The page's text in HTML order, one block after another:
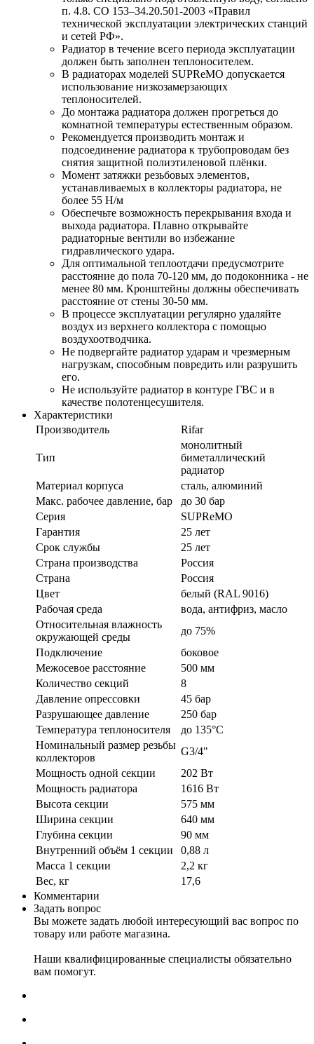
п. 4.8. СО 153–34.20.501-2003 «Правил
технической эксплуатации электрических станций
и сетей РФ».
Радиатор в течение всего периода эксплуатации
должен быть заполнен теплоносителем.
В радиаторах моделей SUPReMO допускается
использование низкозамерзающих
теплоносителей.
До монтажа радиатора должен прогреться до
комнатной температуры естественным образом.
Рекомендуется производить монтаж и
подсоединение радиатора к трубопроводам без
снятия защитной полиэтиленовой плёнки.
Момент затяжки резьбовых элементов,
устанавливаемых в коллекторы радиатора, не
более 55 Н/м
Обеспечьте возможность перекрывания входа и
выхода радиатора. Плавно открывайте
радиаторные вентили во избежание
гидравлического удара.
Для оптимальной теплоотдачи предусмотрите
расстояние до пола 70-120 мм, до подоконника - не
менее 80 мм. Кронштейны должны обеспечивать
расстояние от стены 30-50 мм.
В процессе эксплуатации регулярно удаляйте
воздух из верхнего коллектора с помощью
воздухоотводчика.
Не подвергайте радиатор ударам и чрезмерным
нагрузкам, способным повредить или разрушить
его.
Не используйте радиатор в контуре ГВС и в
качестве полотенцесушителя.
Характеристики
Производитель
Rifar
Тип
монолитный
биметаллический
радиатор
Материал корпуса
сталь, алюминий
Макс. рабочее давление, бар
до 30 бар
Серия
SUPReMO
Гарантия
25 лет
Срок службы
25 лет
Страна производства
Россия
Страна
Россия
Цвет
белый (RAL 9016)
Рабочая среда
вода, антифриз, масло
Относительная влажность
окружающей среды
до 75%
Подключение
боковое
Межосевое расстояние
500 мм
Количество секций
8
Давление опрессовки
45 бар
Разрушающее давление
250 бар
Температура теплоносителя
до 135°C
Номинальный размер резьбы
коллекторов
G3/4"
Мощность одной секции
202 Вт
Мощность радиатора
1616 Вт
Высота секции
575 мм
Ширина секции
640 мм
Глубина секции
90 мм
Внутренний объём 1 секции
0,88 л
Масса 1 секции
2,2 кг
Вес, кг
17,6
Комментарии
Задать вопрос
Вы можете задать любой интересующий вас вопрос по
товару или работе магазина.
Наши квалифицированные специалисты обязательно
вам помогут.